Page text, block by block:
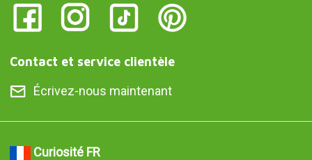
Contact et service clientèle
Écrivez-nous maintenant
Curiosité FR